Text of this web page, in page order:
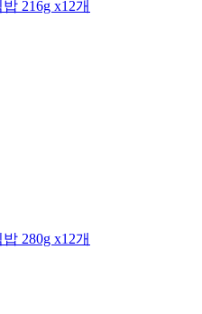
216g x12개
280g x12개